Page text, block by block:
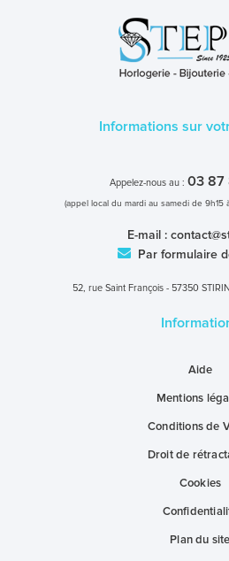
Informations sur
Appelez-nous au : 03 87
(appel local du mardi au samedi de 9h15
E-mail :
Par formulaire
52, rue Saint François - 57350
Aide
Mentions
Conditions de
Droit de
Cookies
Plan du site